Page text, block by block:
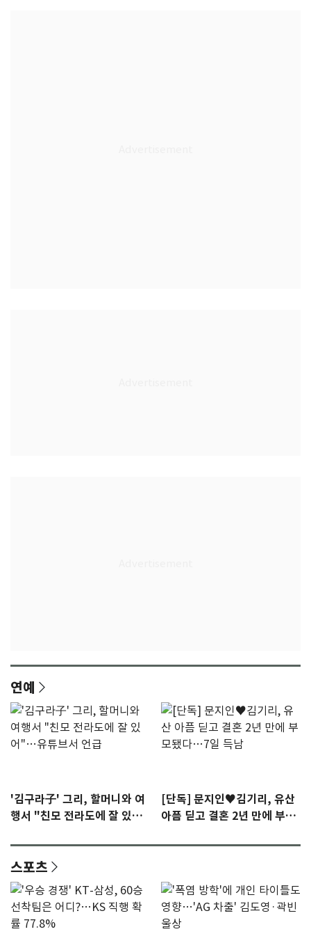
연예
'김구라子' 그리, 할머니와 여
행서 "친모 전라도에 잘 있
[단독] 문지인♥김기리, 유산
아픔 딛고 결혼 2년 만에 부모
스포츠